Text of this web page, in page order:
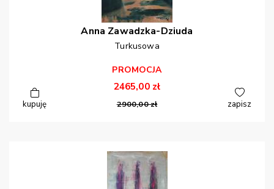
Anna Zawadzka-Dziuda
Turkusowa
kupuję
PROMOCJA
2465,00 zł
2900,00zł zapisz